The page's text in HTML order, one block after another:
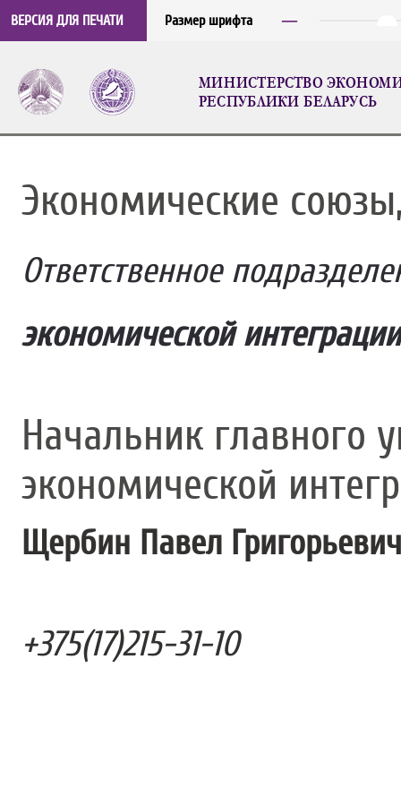
ВЕРСИЯ ДЛЯ ПЕЧАТИ Размер шрифта ─
МИНИСТЕРСТВО
РЕСПУБЛИКИ БЕЛАРУСЬ
Экономические
Ответственное
экономической интеграции
Начальник главного
экономической
Щербин Павел Григорьевич
+375(17)215-31-10